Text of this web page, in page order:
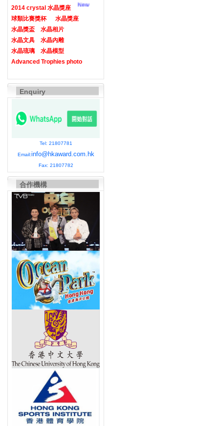
2014 crystal 水晶獎座 New
球類比賽獎杯
水晶獎座
水晶獎盃
水晶相片
水晶文具
水晶內雕
水晶琉璃
水晶模型
Advanced Trophies photo
Enquiry
Tel: 21807781
Email:info@hkaward.com.hk
Fax: 21807782
合作機構